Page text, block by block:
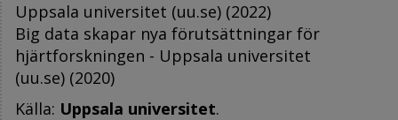
Uppsala universitet (uu.se) (2022)
Big data skapar nya förutsättningar för
hjärtforskningen - Uppsala universitet
(uu.se) (2020)
Källa: Uppsala universitet.